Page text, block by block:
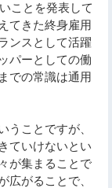
ことを発表して
てきた終身雇用
ンスとして活躍
パーとしての働
での常識は通用
うことですが、
ていけないとい
が集まることで
広がることで、